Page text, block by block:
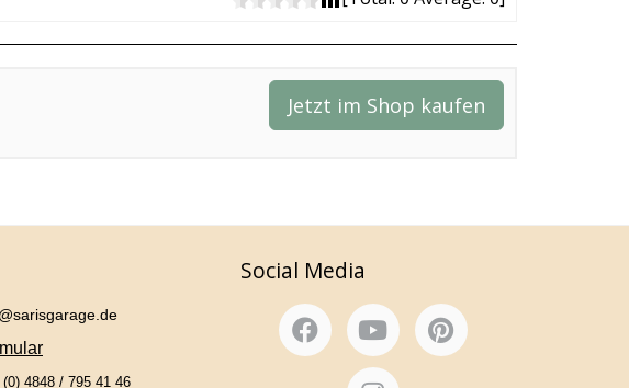
Jetzt im Shop kaufen
4848 / 795 41 46
Social Media